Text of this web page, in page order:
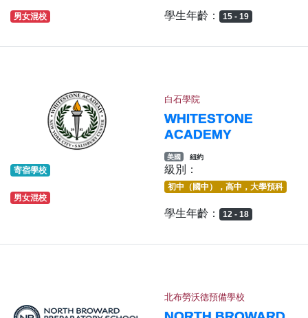
男女混校 學生年齡： 15 - 19
白石學院
WHITESTONE
ACADEMY
美國 紐約
寄宿學校
男女混校
級別：
初中（國中），高中，大學預科
學生年齡： 12 - 18
北布勞沃德預備學校